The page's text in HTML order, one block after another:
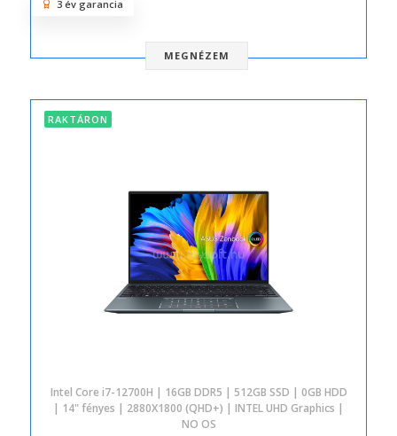
MEGNÉZEM
3 év garancia
RAKTÁRON
Intel Core i7-12700H | 16GB DDR5 | 512GB SSD | 0GB HDD
| 14" fényes | 2880X1800 (QHD+) | INTEL UHD Graphics |
NO OS